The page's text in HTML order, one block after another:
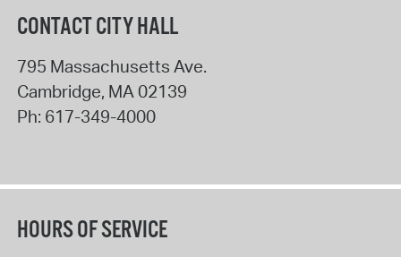
CONTACT CITY HALL
795 Massachusetts Ave.
Cambridge, MA02139
Ph: 617-349-4000
HOURS OF SERVICE